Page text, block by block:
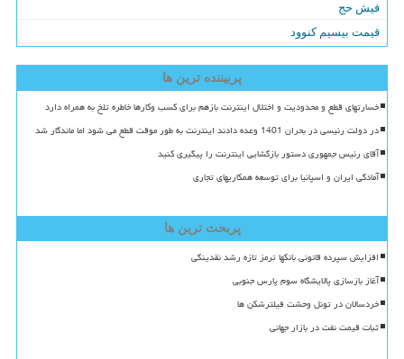
فیش حج
قیمت بیسیم کنوود
پربیننده ترین ها
خسارتهای قطع و محدودیت و اختلال اینترنت بازهم برای کسب وکارها خاطره تلخ به همراه دارد
در دولت رئیسی در بحران 1401 وعده دادند اینترنت به طور موقت قطع می شود اما ماندگار شد
آقای رئیس جمهوری دستور بازگشایی اینترنت را پیگیری کنید
آمادگی ایران و اسپانیا برای توسعه همکاریهای تجاری
پربحث ترین ها
افزایش سپرده قانونی بانکها ترمز تازه رشد نقدینگی
آغاز بازسازی پالایشگاه سوم پارس جنوبی
خردسالان در تونل وحشت فیلترشکن ها
ثبات قیمت نفت در بازار جهانی